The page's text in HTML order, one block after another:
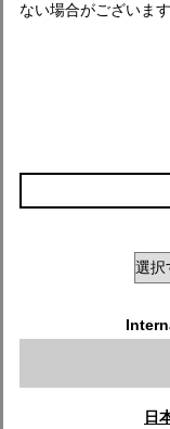
ない場合がございます
日